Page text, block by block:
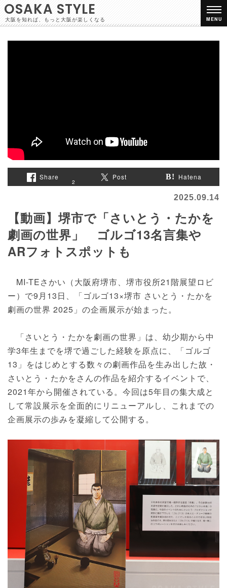
OSAKA STYLE
大阪を知れば、もっと大阪が楽しくなる MENU
Share
2
Post Hatena
2025.09.14
【動画】堺市で「さいとう・たかを
劇画の世界」 ゴルゴ13名言集や
ARフォトスポットも
MI-TEさかい（大阪府堺市、堺市役所21階展望ロビ
ー）で9月13日、「ゴルゴ13×堺市 さいとう・たかを
劇画の世界 2025」の企画展示が始まった。
「さいとう・たかを劇画の世界」は、幼少期から中
学3年生までを堺で過ごした経験を原点に、「ゴルゴ
13」をはじめとする数々の劇画作品を生み出した故・
さいとう・たかをさんの作品を紹介するイベントで、
2021年から開催されている。今回は5年目の集大成と
して常設展示を全面的にリニューアルし、これまでの
企画展示の歩みを凝縮して公開する。